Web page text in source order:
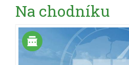
Na chodníku